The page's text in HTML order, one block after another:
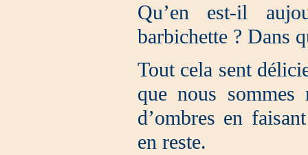
Qu’en est-il
barbichette ? Dans
Tout cela sent
que nous sommes
d’ombres en
en reste.